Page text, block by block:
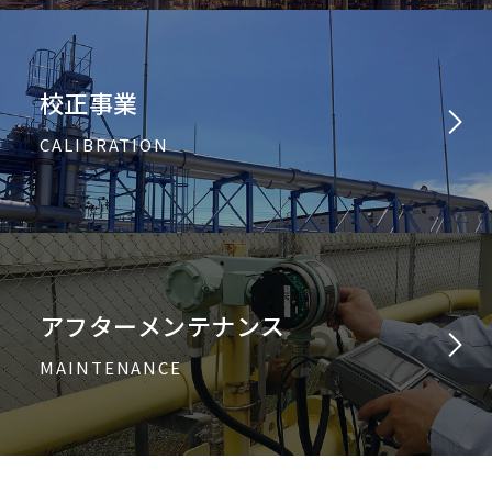
校正事業
CALIBRATION
アフターメンテナンス
MAINTENANCE